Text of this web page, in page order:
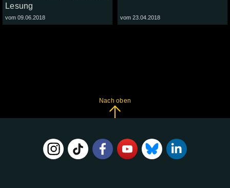
Lesung
vom 09.06.2018 vom 23.04.2018
Nach oben